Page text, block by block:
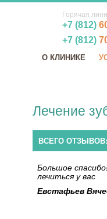
Горячая
+7 (812)
+7 (812)
О КЛИНИКЕ
Лечение
ВСЕГО
Большое
лечиться у вас
Евстафьев